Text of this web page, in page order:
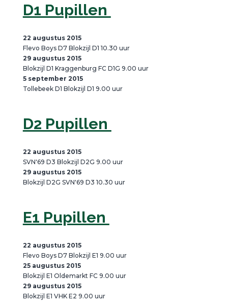
D1 Pupillen
22 augustus 2015
Flevo Boys D7 Blokzijl D1 10.30 uur
29 augustus 2015
Blokzijl D1 Kraggenburg FC D1G 9.00 uur
5 september 2015
Tollebeek D1 Blokzijl D1 9.00 uur
D2 Pupillen
22 augustus 2015
SVN'69 D3 Blokzijl D2G 9.00 uur
29 augustus 2015
Blokzijl D2G SVN'69 D3 10.30 uur
E1 Pupillen
22 augustus 2015
Flevo Boys D7 Blokzijl E1 9.00 uur
25 augustus 2015
Blokzijl E1 Oldemarkt FC 9.00 uur
29 augustus 2015
Blokzijl E1 VHK E2 9.00 uur